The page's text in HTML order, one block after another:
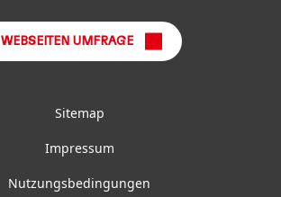
WEBSEITEN UMFRAGE
Sitemap
Impressum
Nutzungsbedingungen